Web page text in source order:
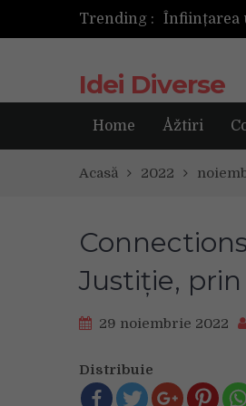
Trending :
Idei Diverse
Home Åžtiri
Acasă 2022
Justiţie,
29 noiembrie 2022
Distribuie